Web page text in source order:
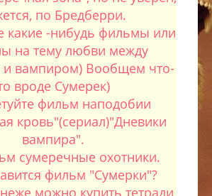
по Бредберри.
какие -нибудь фильмы или
на тему любви между
и вампиром) Вообщем что-
вроде Сумерек)
фильм наподобии
кровь"(сериал)"Дневики
вампира".
сумеречные охотники.
фильм "Сумерки"?
можно купить тетради